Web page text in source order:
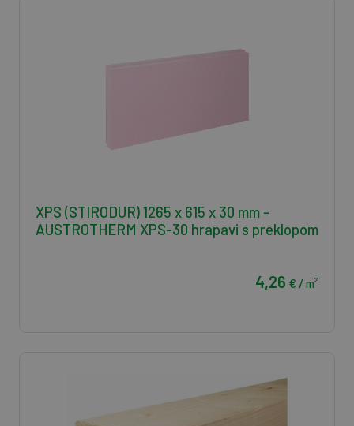
XPS (STIRODUR) 1265 x 615 x 30 mm -
AUSTROTHERM XPS-30 hrapavi s preklopom
4,26 € / m²